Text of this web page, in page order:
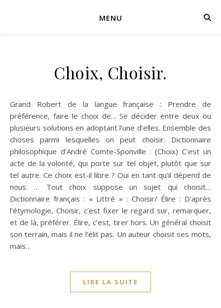
MENU
Choix, Choisir.
Grand Robert de la langue française : Prendre de
préférence, faire le choix de… Se décider entre deux ou
plusieurs solutions en adoptant l’une d’elles. Ensemble des
choses parmi lesquelles on peut choisir. Dictionnaire
philosophique d’André Comte-Sponville : (Choix) C’est un
acte de la volonté, qui porte sur tel objet, plutôt que sur
tel autre. Ce choix est-il libre ? Oui en tant qu’il dépend de
nous. … Tout choix suppose un sujet qui choisit…
Dictionnaire français : « Littré » : Choisir/ Élire : D’après
l’étymologie, Choisir, c’est fixer le regard sur, remarquer,
et de là, préférer. Élire, c’est, tirer hors. Un général choisit
son terrain, mais il ne l’élit pas. Un auteur choisit ses mots,
mais…
LIRE LA SUITE